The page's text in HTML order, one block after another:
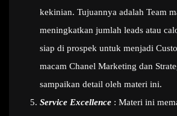
kekinian. Tujuannya adalah Team
meningkatkan jumlah leads atau
siap di prospek untuk menjadi
macam Chanel Marketing dan
sampaikan detail oleh materi ini.
Service Excellence : Materi ini